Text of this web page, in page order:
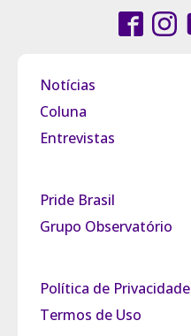
Notícias
Coluna
Entrevistas
Pride Brasil
Grupo Observatório
Política de Privacidade
Termos de Uso